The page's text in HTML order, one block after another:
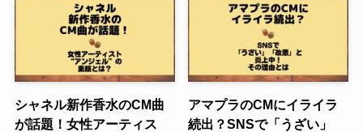
シャネル新作香水のCM曲
が話題！女性アーティス
アマプラのCMにイライラ
続出？SNSで「うざい」